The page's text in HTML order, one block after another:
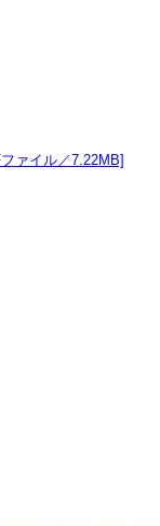
ァイル／7.22MB]